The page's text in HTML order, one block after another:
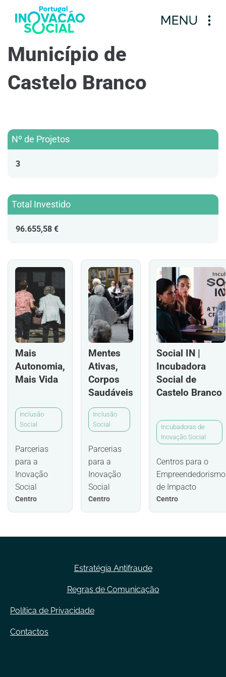
Município de
Castelo Branco
Nº de Projetos
3
Total Investido
96.655,58 €
Mais
Autonomia,
Mais Vida
Inclusão
Social
Parcerias
para a
Inovação
Social
Centro
Mentes
Ativas,
Corpos
Saudáveis
Inclusão
Social
Parcerias
para a
Inovação
Social
Centro
Social IN |
Incubadora
Social de
Castelo Branco
Incubadoras de
Inovação Social
Centros para o
Empreendedorismo
de Impacto
Centro
Estratégia Antifraude
Regras de Comunicação
Política de Privacidade
Contactos